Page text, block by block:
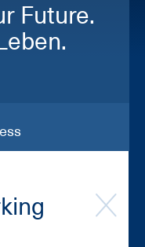
Future.